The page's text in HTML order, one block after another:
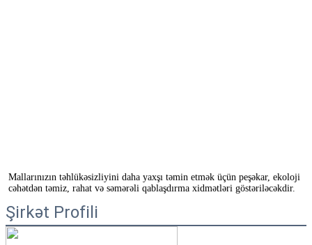
Mallarınızın təhlükəsizliyini daha yaxşı təmin etmək üçün peşəkar, ekoloji
cəhətdən təmiz, rahat və səmərəli qablaşdırma xidmətləri göstəriləcəkdir.
Şirkət Profili